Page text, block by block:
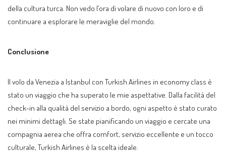
della cultura turca. Non vedo l’ora di volare di nuovo con loro e di
continuare a esplorare le meraviglie del mondo.
Conclusione
Il volo da Venezia a Istanbul con Turkish Airlines in economy class è
stato un viaggio che ha superato le mie aspettative. Dalla facilità del
check-in alla qualità del servizio a bordo, ogni aspetto è stato curato
nei minimi dettagli. Se state pianificando un viaggio e cercate una
compagnia aerea che offra comfort, servizio eccellente e un tocco
culturale, Turkish Airlines è la scelta ideale.